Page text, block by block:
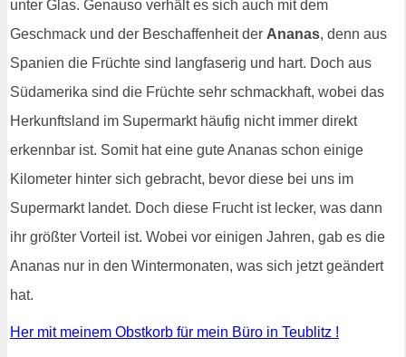
unter Glas. Genauso verhält es sich auch mit dem
Geschmack und der Beschaffenheit der Ananas, denn aus
Spanien die Früchte sind langfaserig und hart. Doch aus
Südamerika sind die Früchte sehr schmackhaft, wobei das
Herkunftsland im Supermarkt häufig nicht immer direkt
erkennbar ist. Somit hat eine gute Ananas schon einige
Kilometer hinter sich gebracht, bevor diese bei uns im
Supermarkt landet. Doch diese Frucht ist lecker, was dann
ihr größter Vorteil ist. Wobei vor einigen Jahren, gab es die
Ananas nur in den Wintermonaten, was sich jetzt geändert
hat.
Her mit meinem Obstkorb für mein Büro in Teublitz !